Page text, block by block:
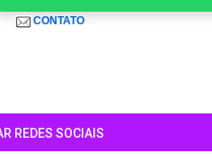
CONTATO
REDES SOCIAIS